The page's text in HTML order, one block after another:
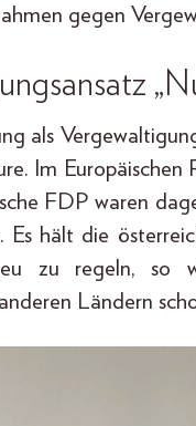
gegen
als
Im
FDP waren
hält die
zu regeln, so
Ländern